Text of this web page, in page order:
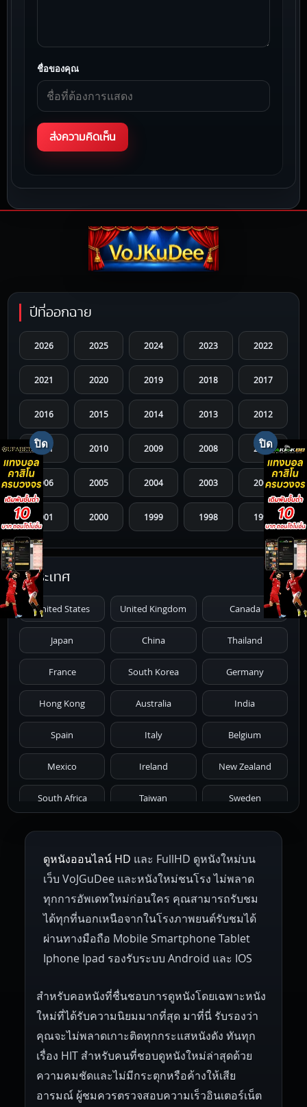
ชื่อของคุณ
ปีที่ออกฉาย
2026 2025 2024 2023 2022
2021 2020 2019 2018 2017
2016 2015 2014 2013 2012
2011 2010 2009 2008 2007
2006 2005 2004 2003 2002
2001 2000 1999 1998 1997
1996 1995 1994 1993 1992
1991 1987
1986 1985 1984 1983 1982
1981 1980 1979 1978 1977
1976 1975 1974 1973 1972
1971 1970 1969 1968 1967
1966 1965 1964 1963 1962
1959 1955
1945 1942 1941 1940 1939
1938 1937 1930 1928 1916
ประเทศ
United States United Kingdom Canada
Japan China Thailand
France South Korea Germany
Hong Kong Australia India
Spain Italy Belgium
Mexico Ireland New Zealand
South Africa Taiwan Sweden
Netherlands Russia Poland
Hungary Denmark Bulgaria
Czech Republic Brazil Turkey
ดูหนังออนไลน์ HD และ FullHD ดูหนังใหม่บน
เว็บ VoJGuDee และหนังใหม่ชนโรง ไม่พลาด
ทุกการอัพเดทใหม่ก่อนใคร คุณสามารถรับชม
ได้ทุกที่นอกเหนือจากในโรงภาพยนต์รับชมได้
ผ่านทางมือถือ Mobile Smartphone Tablet
Iphone Ipad รองรับระบบ Android และ IOS
สำหรับคอหนังที่ชื่นชอบการดูหนังโดยเฉพาะหนัง
ใหม่ที่ได้รับความนิยมมากที่สุด มาที่นี่ รับรองว่า
คุณจะไม่พลาดเกาะติดทุกกระแสหนังดัง ทันทุก
เรื่อง HIT สำหรับคนที่ชอบดูหนังใหม่ล่าสุดด้วย
ความคมชัดและไม่มีกระตุกหรือค้างให้เสีย
อารมณ์ ผู้ชมควรตรวจสอบความเร็วอินเตอร์เน็ต